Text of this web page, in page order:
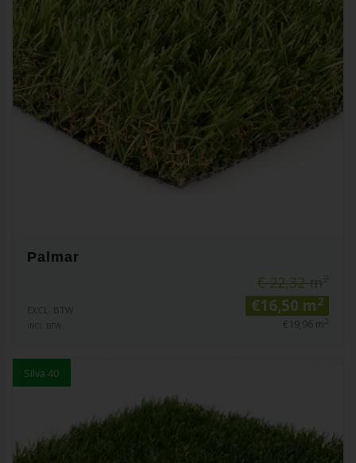
Palmar
€ 22,32 m2
EXCL. BTW €16,50 m2
INCL. BTW €19,96 m2
Silva 40